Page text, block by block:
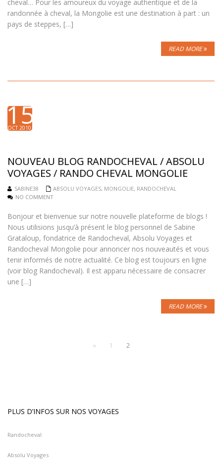
cheval… Pour les amoureux du voyage authentique et de la
randonnée à cheval, la Mongolie est une destination à part : un
pays de steppes, […]
READ MORE
15
OCT 2010
NOUVEAU BLOG RANDOCHEVAL / ABSOLU
VOYAGES / RANDO CHEVAL MONGOLIE
SABINE38 ABSOLU VOYAGES, MONGOLIE, RANDOCHEVAL
NO COMMENT
Bonjour et bienvenue sur notre nouvelle plateforme de blogs !
Nous utilisions jusqu’à présent le blog personnel de Sabine
Grataloup, fondatrice de Randocheval, Absolu Voyages et
Randocheval Mongolie pour annoncer nos nouveautés et vous
tenir informés de notre actualité. Ce blog est toujours en ligne
(voir blog Randocheval). Il est apparu nécessaire de consacrer
une […]
READ MORE
« 1 2
PLUS D’INFOS SUR NOS VOYAGES
Randocheval
Absolu Voyages